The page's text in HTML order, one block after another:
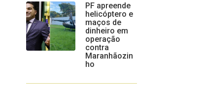
PF apreende
helicóptero e
maços de
dinheiro em
operação
contra
Maranhãozin
ho